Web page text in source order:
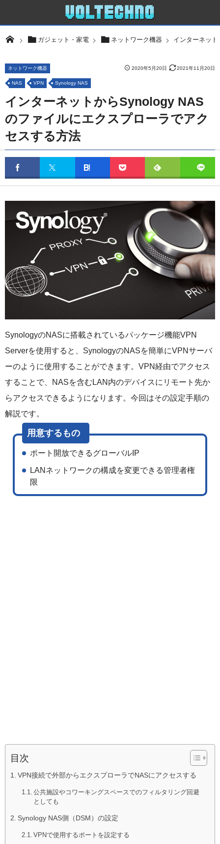
ガジェット・家電 ネットワーク機器 インターネッ
2020年5月20日 2021年11月20日
ネットワーク機器
NAS VPN Synology NAS
インターネットからSynology NAS
のファイルにエクスプローラでアク
セスする方法
SynologyのNASに搭載されているパッケージ機能VPN
Serverを使用すると、SynologyのNASを簡単にVPNサーバ
ーのように使用することができます。VPN経由でアクセス
することで、NASを含むLAN内のデバイスにリモート先か
らアクセスできるようになります。今回はその設定手順の
解説です。
ポート開放できるグローバルIP
LANネットワークの構成を変更できる管理者権
限
目次
VPN接続で外部からエクスプローラでNASにアクセスする
公共施設やコワーキングスペースでのフィルタリング回避
としても
Synology NAS側（DSM）の設定
VPNで使用するポートを設定する